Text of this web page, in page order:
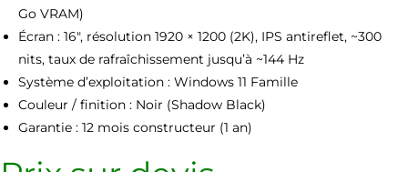
Go VRAM)
Écran : 16″, résolution 1920 × 1200 (2K), IPS antireflet, ~300
nits, taux de rafraîchissement jusqu’à ~144 Hz
Système d’exploitation : Windows 11 Famille
Couleur / finition : Noir (Shadow Black)
Garantie : 12 mois constructeur (1 an)